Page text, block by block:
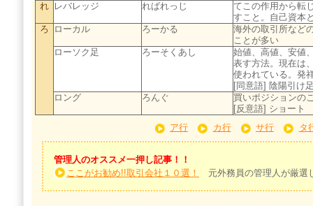
れ レバレッジ ればれっじ
てこの作用から転
すこと。自己資本
ろ
ローカル ろーかる
海外の取引所など
ことが多い
ローソク足
ろーそくあし
始値、高値、安値
表す方法。現在は
使われている。発
[同意語] 陰陽引け
ロング
ろんぐ
買いポジションの
[反意語] ショート
ア行
カ行 サ行 タ
管理人のオススメ一押し記事！！
ここがお勧め!!取引会社１０選！
元外務員の管理人が厳選